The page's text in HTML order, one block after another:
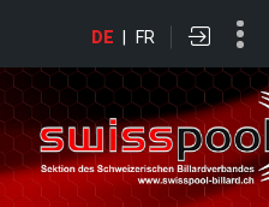
DE | FR